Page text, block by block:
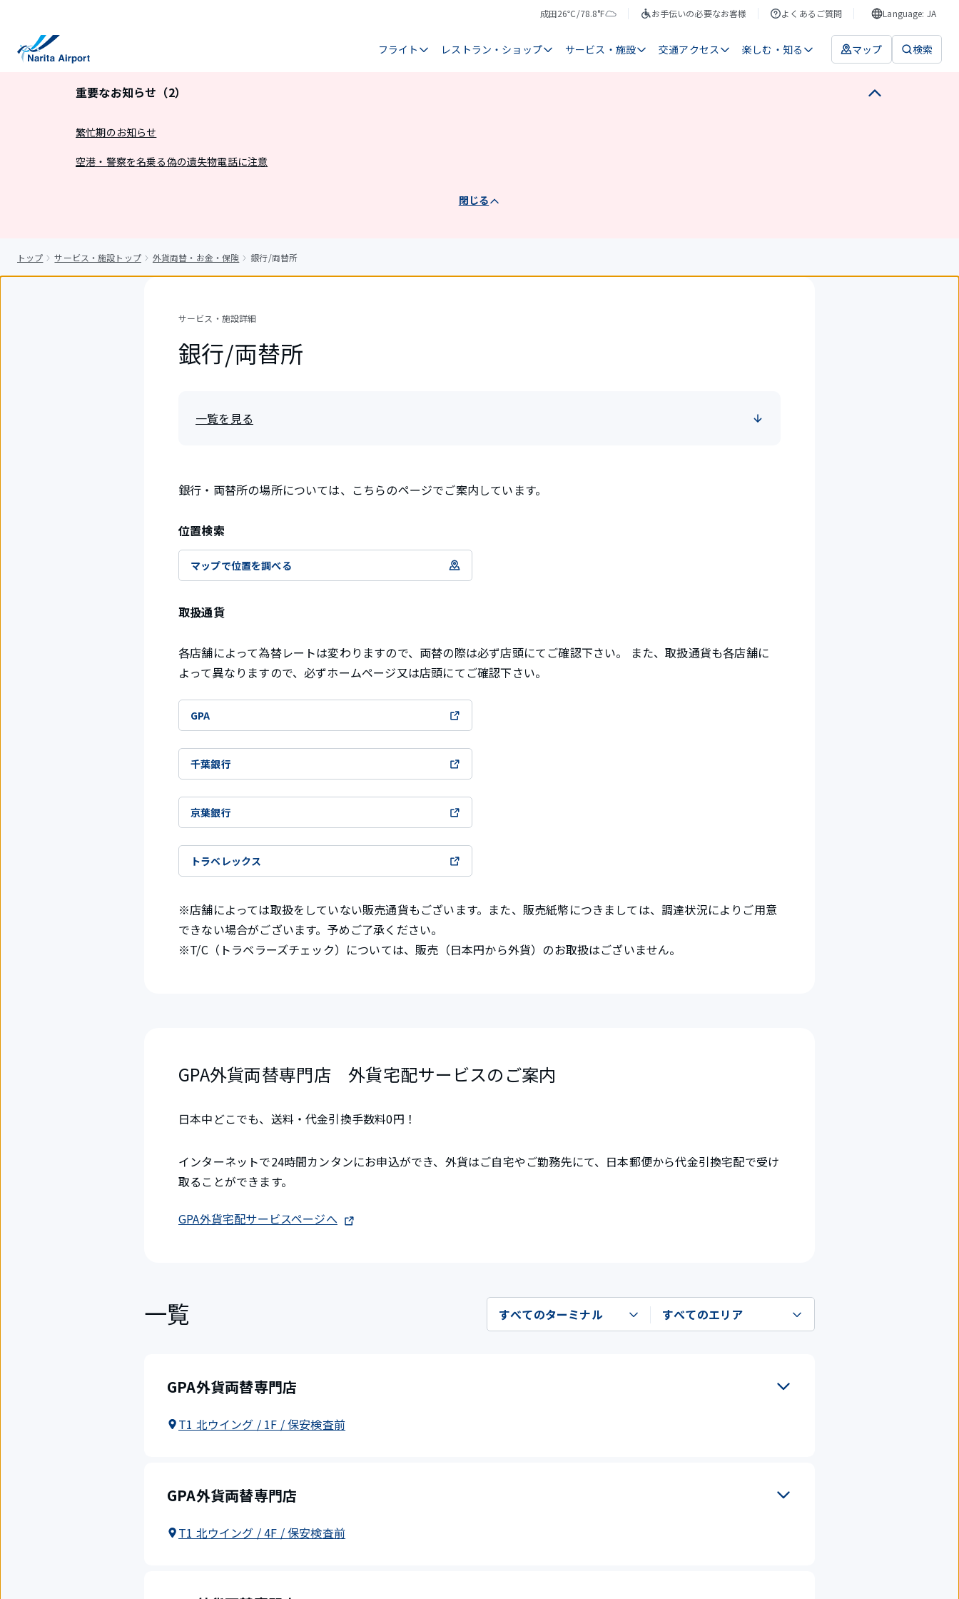
成田
気
26℃/78.8°F
天
お手伝いの必要なお客様 よくあるご質問 Language: JA
フライト レストラン・ショップ サービス・施設 交通アクセス 楽しむ・知る マップ 検索
重要なお知らせ（2）
繁忙期のお知らせ
空港・警察を名乗る偽の遺失物電話に注意
閉じる
トップ サービス・施設トップ 外貨両替・お金・保険 銀行/両替所
サービス・施設詳細
銀行/両替所
一覧を見る
銀行・両替所の場所については、こちらのページでご案内しています。
位置検索
マップで位置を調べる
取扱通貨
各店舗によって為替レートは変わりますので、両替の際は必ず店頭にてご確認下さい。 また、取扱通貨も各店舗に
よって異なりますので、必ずホームページ又は店頭にてご確認下さい。
GPA
千葉銀行
京葉銀行
トラベレックス
※店舗によっては取扱をしていない販売通貨もございます。また、販売紙幣につきましては、調達状況によりご用意
できない場合がございます。予めご了承ください。
※T/C（トラベラーズチェック）については、販売（日本円から外貨）のお取扱はございません。
GPA外貨両替専門店 外貨宅配サービスのご案内
日本中どこでも、送料・代金引換手数料0円！
インターネットで24時間カンタンにお申込ができ、外貨はご自宅やご勤務先にて、日本郵便から代金引換宅配で受け
取ることができます。
GPA外貨宅配サービスページへ
一覧
GPA外貨両替専門店
T1 北ウイング / 1F / 保安検査前
GPA外貨両替専門店
T1 北ウイング / 4F / 保安検査前